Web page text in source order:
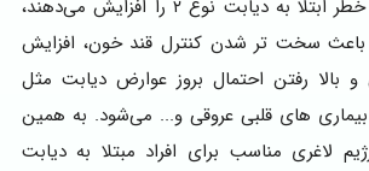
وزن و چاقی نه تنها خطر ابتلا به دیابت نوع ۲ را افزایش می‌دهند،
باعث سخت تر شدن کنترل قند خون، افزایش
بالا رفتن احتمال بروز عوارض دیابت مثل
بیماری های قلبی عروقی و... می‌شود. به همین
لاغری مناسب برای افراد مبتلا به دیابت